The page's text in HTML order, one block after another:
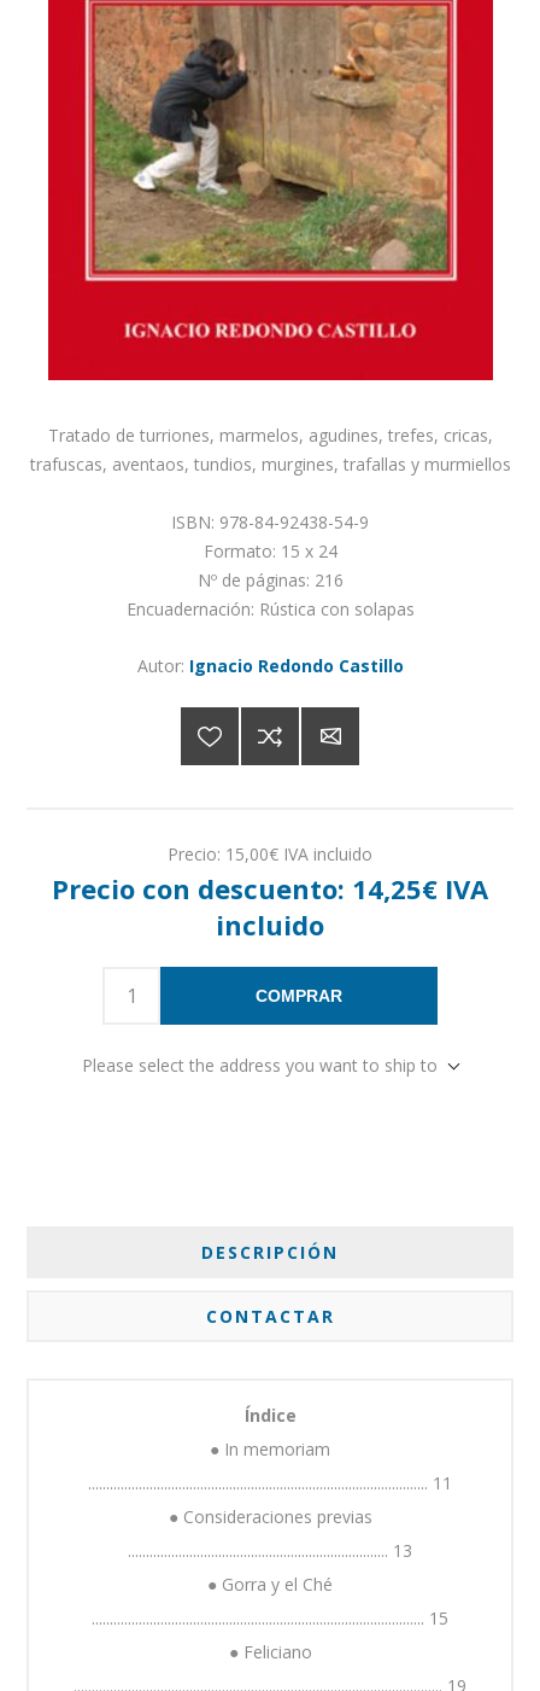
Tratado de turriones, marmelos, agudines, trefes, cricas,
trafuscas, aventaos, tundios, murgines, trafallas y murmiellos
ISBN: 978-84-92438-54-9
Formato: 15 x 24
Nº de páginas: 216
Encuadernación: Rústica con solapas
Autor: Ignacio Redondo Castillo
Precio: 15,00€ IVA incluido
Precio con descuento: 14,25€ IVA
incluido
COMPRAR
Please select the address you want to ship to
DESCRIPCIÓN
CONTACTAR
Índice
● In memoriam
.............................................................................................. 11
● Consideraciones previas
........................................................................ 13
● Gorra y el Ché
............................................................................................ 15
● Feliciano
...................................................................................................... 19